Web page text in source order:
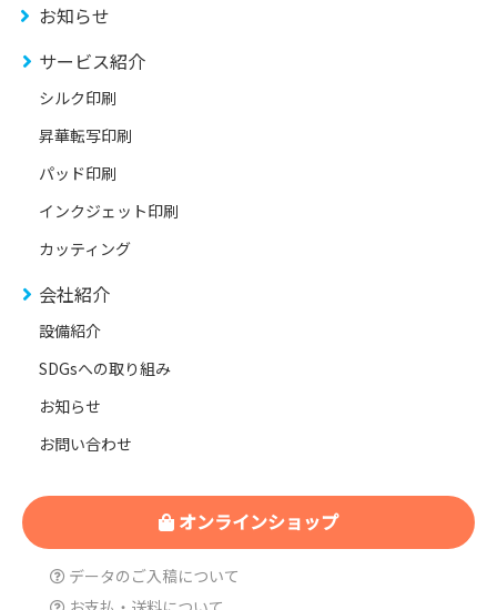
お知らせ
サービス紹介
シルク印刷
昇華転写印刷
パッド印刷
インクジェット印刷
カッティング
会社紹介
設備紹介
SDGsへの取り組み
お知らせ
お問い合わせ
オンラインショップ
データのご入稿について